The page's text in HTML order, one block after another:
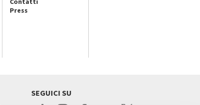
Press
SEGUICI SU